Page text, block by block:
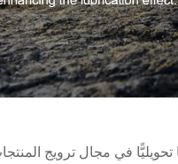
في مجال ترويج